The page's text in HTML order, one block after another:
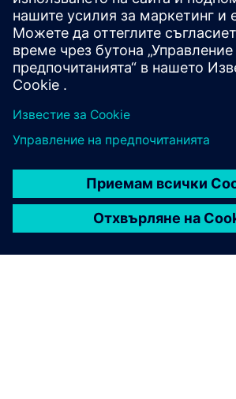
Вашата кариера в
Разгледайте